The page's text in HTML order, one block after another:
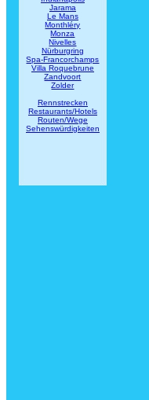
Jarama
Le Mans
Monthléry
Monza
Nivelles
Nürburgring
Spa-Francorchamps
Villa Roquebrune
Zandvoort
Zolder
Rennstrecken
Restaurants/Hotels
Routen/Wege
Sehenswürdigkeiten